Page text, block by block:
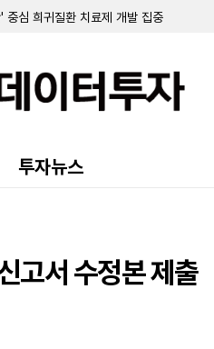
분율 13.9%로 확대
기록
에 흑자 전환
영향투자뉴스
고서 수정본 제출